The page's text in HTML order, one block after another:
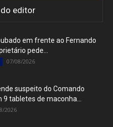
editor
em frente ao Fernando
pede...
07/08/2026
suspeito do Comando
tabletes de maconha...
2026